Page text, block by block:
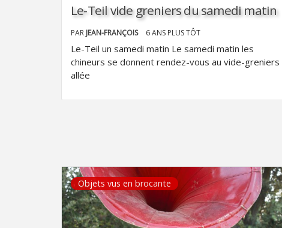
Le-Teil vide greniers du samedi matin
PAR JEAN-FRANÇOIS 6 ANS PLUS TÔT
Le-Teil un samedi matin Le samedi matin les
chineurs se donnent rendez-vous au vide-greniers
allée
Objets vus en brocante